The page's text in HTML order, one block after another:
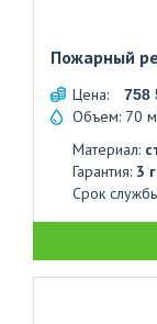
Пожарный
Цена: 758
Объем: 70 м
Материал:
Гарантия: 3
Срок